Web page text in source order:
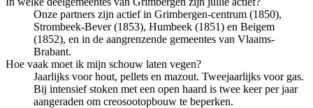
Onze partners zijn actief in Grimbergen-centrum (1850),
Strombeek-Bever (1853), Humbeek (1851) en Beigem
(1852), en in de aangrenzende gemeentes van Vlaams-
Brabant.
Hoe vaak moet ik mijn schouw laten vegen?
Jaarlijks voor hout, pellets en mazout. Tweejaarlijks voor gas.
Bij intensief stoken met een open haard is twee keer per jaar
aangeraden om creosootopbouw te beperken.